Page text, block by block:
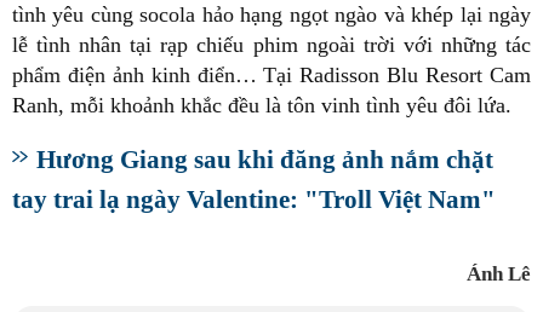
tình yêu cùng socola hảo hạng ngọt ngào và khép lại ngày
lễ tình nhân tại rạp chiếu phim ngoài trời với những tác
phẩm điện ảnh kinh điển… Tại Radisson Blu Resort Cam
Ranh, mỗi khoảnh khắc đều là tôn vinh tình yêu đôi lứa.
Hương Giang sau khi đăng ảnh nắm chặt
tay trai lạ ngày Valentine: "Troll Việt Nam"
Ánh Lê